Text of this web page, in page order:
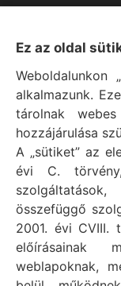
Impresszum
Vál Község
Vál Község
Adószám:
Adatvédelmi
Felelős: Bechtold
Cím: H-2473 Vál,
Telefon: +36 (22)
E-mail:
Ez az oldal
Weboldalunkon
alkalmazunk.
tárolnak
hozzájárulása
A „sütiket” az
évi C.
összefüggő
2001. évi CVIII.
előírásainak
weblapoknak,